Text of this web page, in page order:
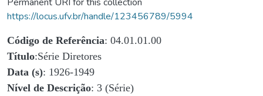
https://locus.ufv.br/handle/123456789/5994
Código de Referência: 04.01.01.00
Título:Série Diretores
Data (s): 1926-1949
Nível de Descrição: 3 (Série)